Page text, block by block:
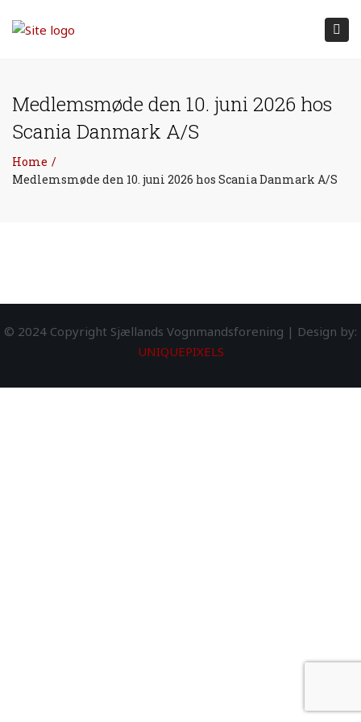
Medlemsmøde den 10. juni 2026 hos
Scania Danmark A/S
Home
Medlemsmøde den 10. juni 2026 hos Scania Danmark A/S
© 2024 Copyright Sjællands Vognmandsforening | Design by:
UNIQUEPIXELS